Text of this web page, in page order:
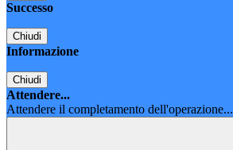
Successo
Chiudi
Informazione
Chiudi
Attendere...
Attendere il completamento dell'operazione...